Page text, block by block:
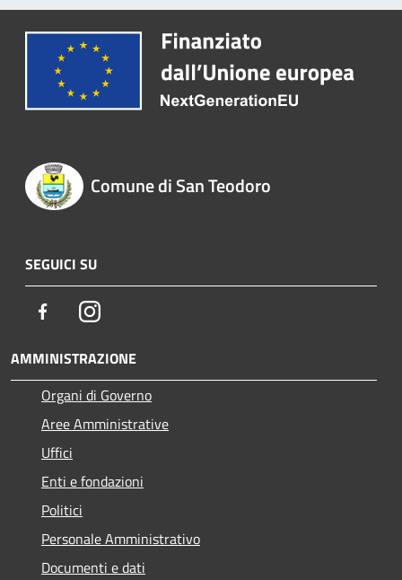
Comune di San Teodoro
SEGUICI SU
FacebookInstagram
AMMINISTRAZIONE
Organi di Governo
Aree Amministrative
Uffici
Enti e fondazioni
Politici
Personale Amministrativo
Documenti e dati